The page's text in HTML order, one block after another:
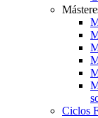
Ciclos